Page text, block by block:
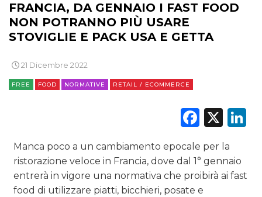
DATI
RICERCHE
CASE HISTORY
FRANCIA, DA GENNAIO I FAST FOOD
NON POTRANNO PIÙ USARE
STOVIGLIE E PACK USA E GETTA
21 Dicembre 2022
FREE FOOD NORMATIVE RETAIL / ECOMMERCE
X
Manca poco a un cambiamento epocale per la
ristorazione veloce in Francia, dove dal 1° gennaio
entrerà in vigore una normativa che proibirà ai fast
food di utilizzare piatti, bicchieri, posate e